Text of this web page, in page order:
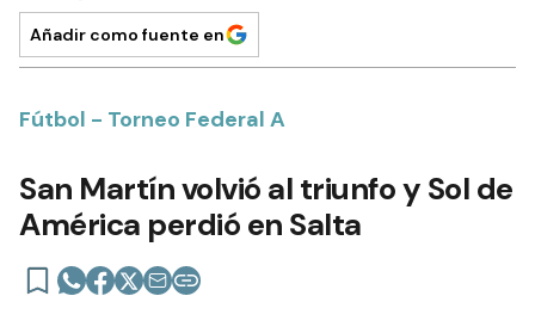
Añadir como fuente en
Fútbol - Torneo Federal A
San Martín volvió al triunfo y Sol de
América perdió en Salta